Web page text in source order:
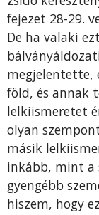
fejezet 28-29.
De ha valaki
megjelentette,
föld, és annak
lelkiismeretet
olyan
másik
inkább, mint a
gyengébb
hiszem, hogy